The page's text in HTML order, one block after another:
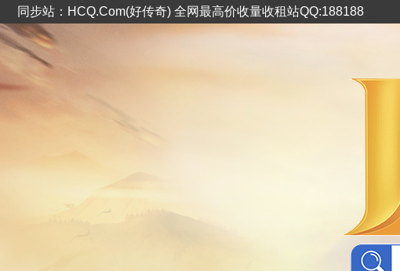
同步站：HCQ.Com(好传奇) 全网最高价收量收租站QQ:188188